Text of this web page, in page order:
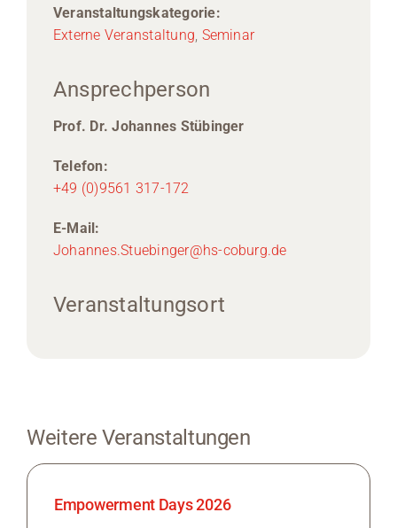
Veranstaltungskategorie:
Externe Veranstaltung Seminar
Ansprechperson
Prof. Dr. Johannes Stübinger
Telefon:
+49 (0)9561 317-172
E-Mail:
Johannes.Stuebinger@hs-coburg.de
Veranstaltungsort
Weitere Veranstaltungen
Empowerment Days 2026